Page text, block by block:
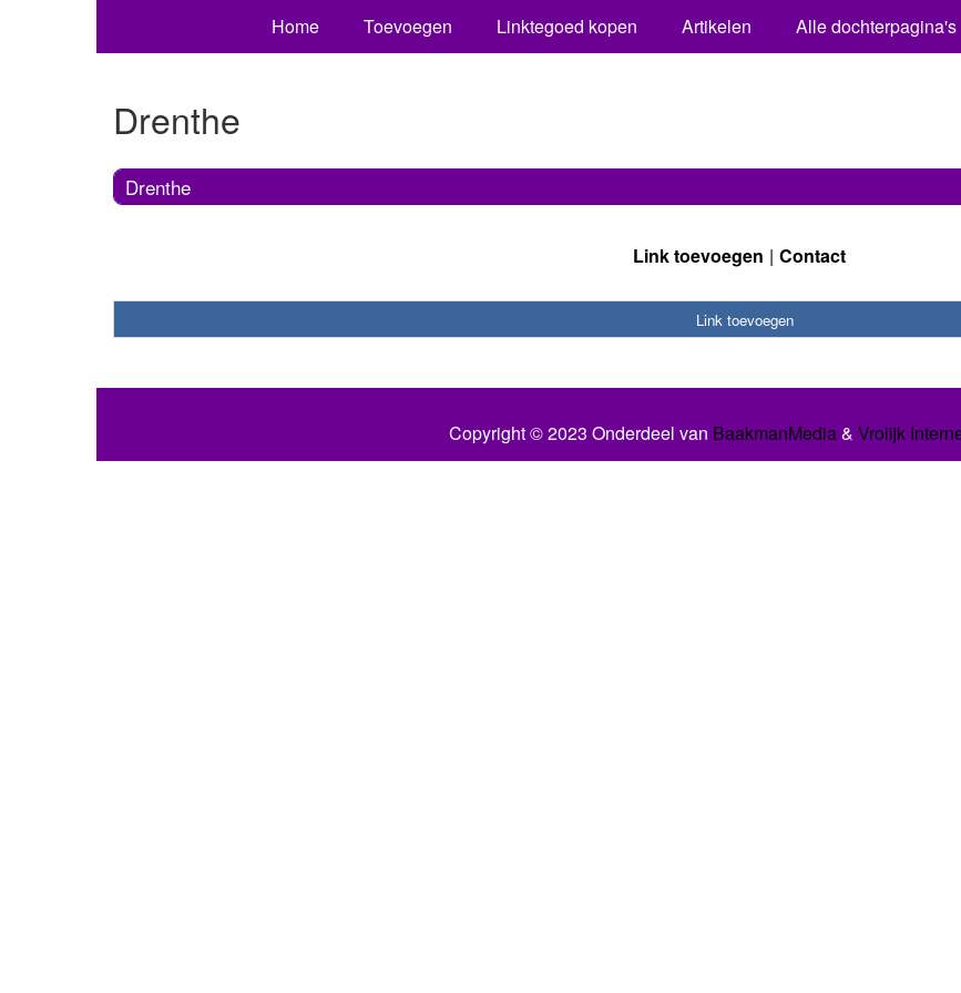
Home Toevoegen Linktegoed kopen Artikelen Alle dochterpagina's
Drenthe
Drenthe
Link toevoegen Contact
Link toevoegen
Copyright © 2023 Onderdeel van BaakmanMedia& Vrolijk